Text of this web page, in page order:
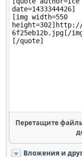
Перетащите
Вложения и